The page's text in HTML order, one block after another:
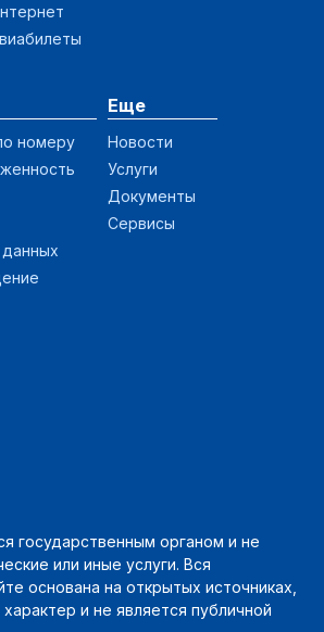
номеру
Еще
Новости
Услуги
Документы
Сервисы
государственным органом и не
или иные услуги. Вся
основана на открытых источниках,
и не является публичной